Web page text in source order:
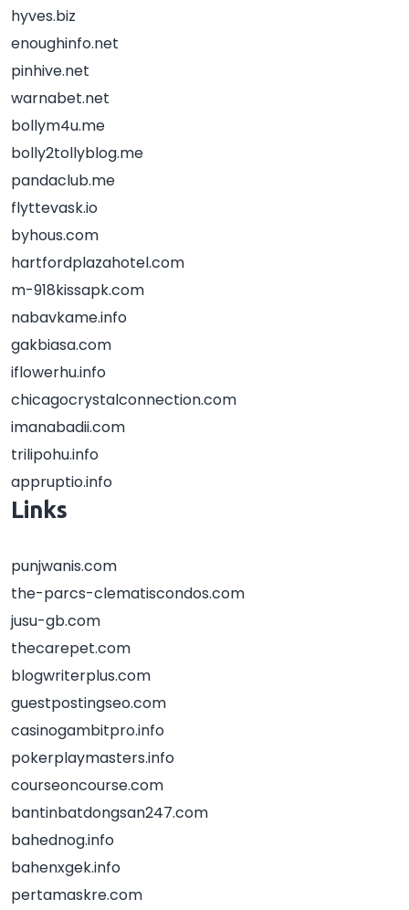
hyves.biz
enoughinfo.net
pinhive.net
warnabet.net
bollym4u.me
bolly2tollyblog.me
pandaclub.me
flyttevask.io
byhous.com
hartfordplazahotel.com
m-918kissapk.com
nabavkame.info
gakbiasa.com
iflowerhu.info
chicagocrystalconnection.com
imanabadii.com
trilipohu.info
appruptio.info
Links
punjwanis.com
the-parcs-clematiscondos.com
jusu-gb.com
thecarepet.com
blogwriterplus.com
guestpostingseo.com
casinogambitpro.info
pokerplaymasters.info
courseoncourse.com
bantinbatdongsan247.com
bahednog.info
bahenxgek.info
pertamaskre.com